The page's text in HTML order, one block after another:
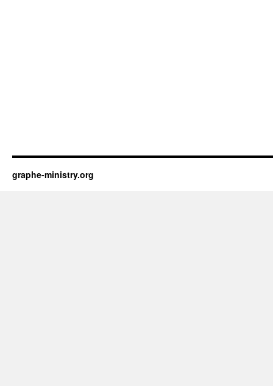
graphe-ministry.org